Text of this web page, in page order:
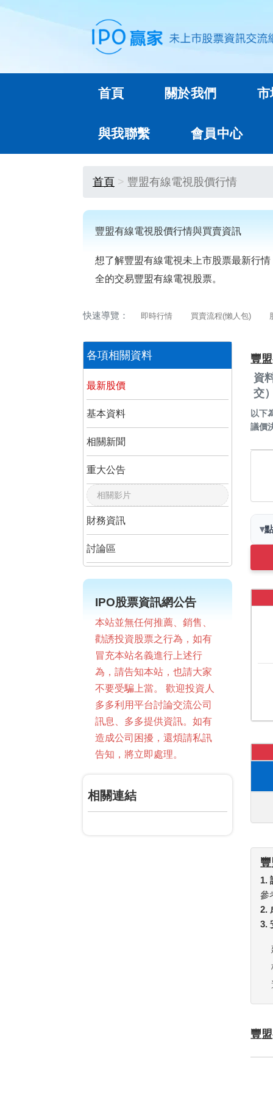
首頁 關於我們 市
與我聯繫 會員中心
首頁 豐盟有線電視股價行情
豐盟有線電視股價行情與買賣資訊
想了解豐盟有線電視未上市股票最新行
全的交易豐盟有線電視股票。
快速導覽： 即時行情 買賣流程(懶人包)
各項相關資料
最新股價
基本資料
相關新聞
重大公告
相關影片
財務資訊
討論區
IPO股票資訊網公告
本站並無任何推薦、銷售、
勸誘投資股票之行為，如有
冒充本站名義進行上述行
為，請告知本站，也請大家
不要受騙上當。 歡迎投資人
多多利用平台討論交流公司
訊息、多多提供資訊。如有
造成公司困擾，還煩請私訊
告知，將立即處理。
相關連結
豐
資
交
以下
議價
▾
1.
參
2.
3.
豐